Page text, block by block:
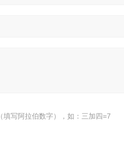
填写阿拉伯数字），如：三加四=7